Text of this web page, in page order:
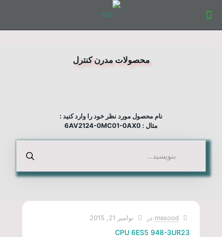
محصولات مدرن کنترل
نام محصول مورد نظر خود را وارد کنید :
مثال : 6AV2124-0MC01-0AX0
masood در نوامبر 21, 2015
CPU 6ES5 948-3UR23